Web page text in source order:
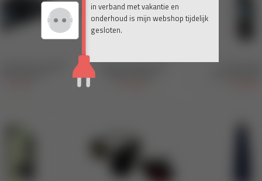
in verband met vakantie en
onderhoud is mijn webshop tijdelijk
gesloten.